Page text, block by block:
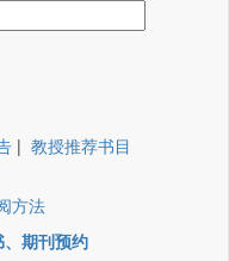
| 教授推荐书目
方法
期刊预约